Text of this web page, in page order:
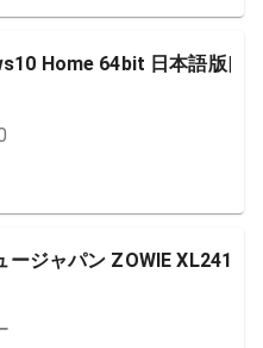
Home 64bit 日本語版|
ージャパン ZOWIE XL241